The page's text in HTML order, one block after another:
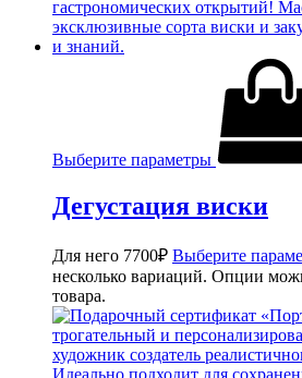
Выберите параметры
Дегустация виски
Для него 7700₽ Выберите
несколько вариаций. Опции
товара.